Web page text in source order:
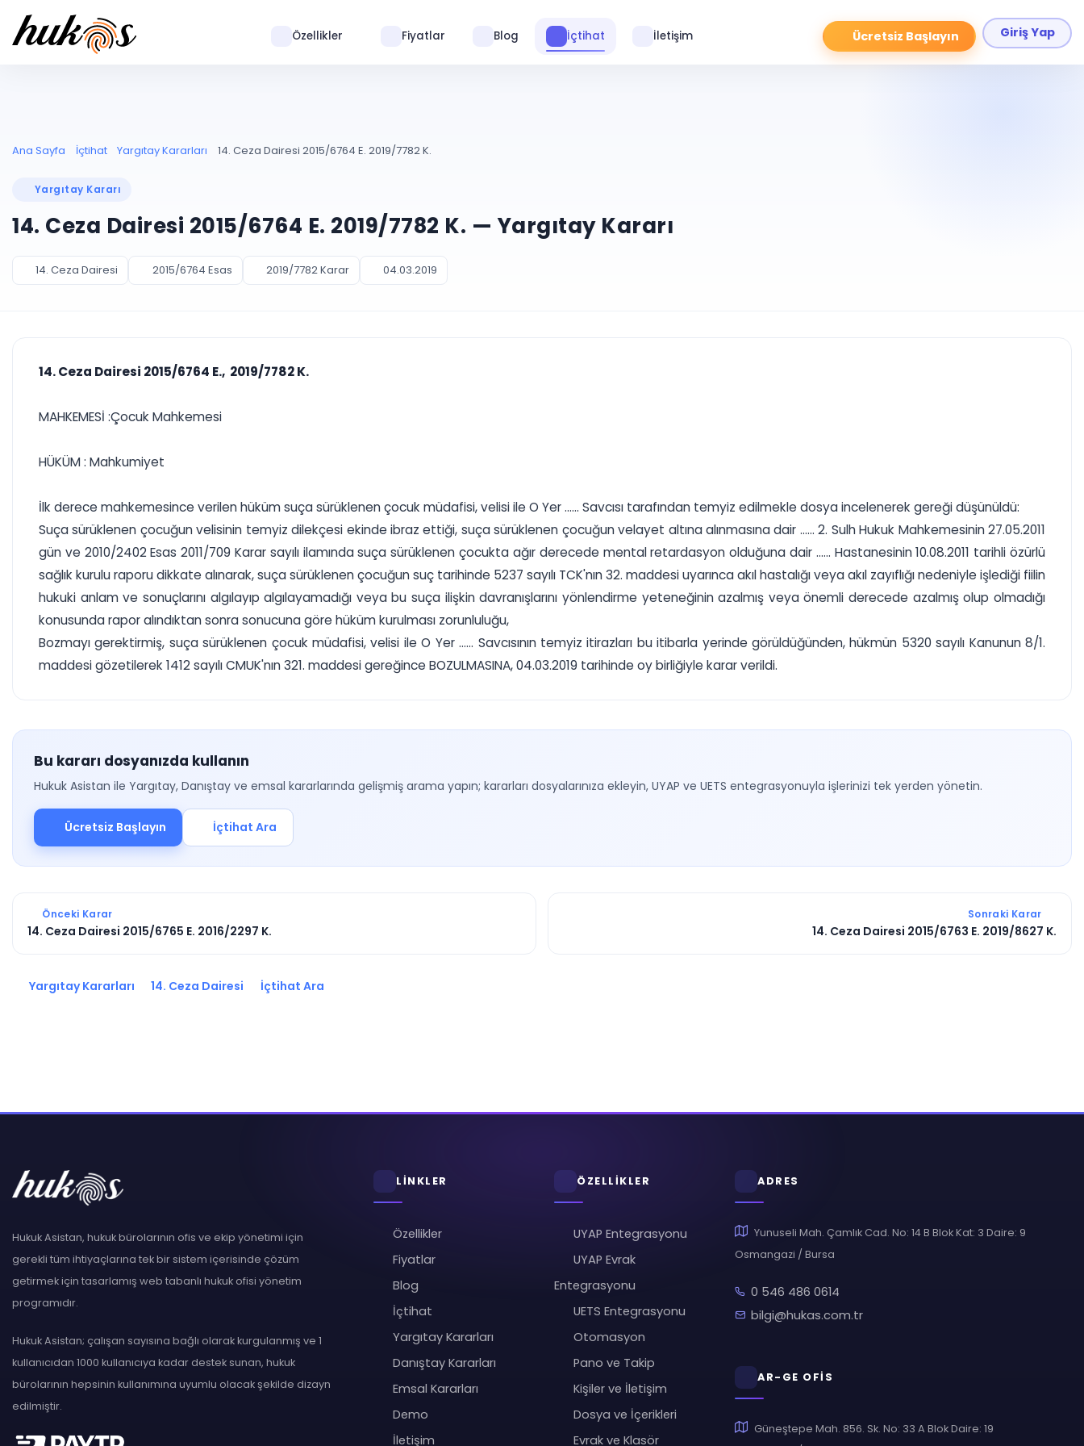
Ücretsiz Başlayın Giriş Yap
Özellikler Fiyatlar Blog İçtihat İletişim
Ana Sayfa İçtihat Yargıtay Kararları 14. Ceza Dairesi 2015/6764 E. 2019/7782 K.
Yargıtay Kararı
14. Ceza Dairesi 2015/6764 E. 2019/7782 K. — Yargıtay Kararı
14. Ceza Dairesi 2015/6764 Esas 2019/7782 Karar 04.03.2019
14. Ceza Dairesi 2015/6764 E., 2019/7782 K.
MAHKEMESİ :Çocuk Mahkemesi
HÜKÜM : Mahkumiyet
İlk derece mahkemesince verilen hüküm suça sürüklenen çocuk müdafisi, velisi ile O Yer ...... Savcısı tarafından temyiz edilmekle dosya incelenerek gereği düşünüldü:
Suça sürüklenen çocuğun velisinin temyiz dilekçesi ekinde ibraz ettiği, suça sürüklenen çocuğun velayet altına alınmasına dair ...... 2. Sulh Hukuk Mahkemesinin 27.05.2011
gün ve 2010/2402 Esas 2011/709 Karar sayılı ilamında suça sürüklenen çocukta ağır derecede mental retardasyon olduğuna dair ...... Hastanesinin 10.08.2011 tarihli özürlü
sağlık kurulu raporu dikkate alınarak, suça sürüklenen çocuğun suç tarihinde 5237 sayılı TCK'nın 32. maddesi uyarınca akıl hastalığı veya akıl zayıflığı nedeniyle işlediği fiilin
hukuki anlam ve sonuçlarını algılayıp algılayamadığı veya bu suça ilişkin davranışlarını yönlendirme yeteneğinin azalmış veya önemli derecede azalmış olup olmadığı
konusunda rapor alındıktan sonra sonucuna göre hüküm kurulması zorunluluğu,
Bozmayı gerektirmiş, suça sürüklenen çocuk müdafisi, velisi ile O Yer ...... Savcısının temyiz itirazları bu itibarla yerinde görüldüğünden, hükmün 5320 sayılı Kanunun 8/1.
maddesi gözetilerek 1412 sayılı CMUK'nın 321. maddesi gereğince BOZULMASINA, 04.03.2019 tarihinde oy birliğiyle karar verildi.
Bu kararı dosyanızda kullanın
Hukuk Asistan ile Yargıtay, Danıştay ve emsal kararlarında gelişmiş arama yapın; kararları dosyalarınıza ekleyin, UYAP ve UETS entegrasyonuyla işlerinizi tek yerden yönetin.
Ücretsiz Başlayın İçtihat Ara
Önceki Karar
14. Ceza Dairesi 2015/6765 E. 2016/2297 K.
Sonraki Karar
14. Ceza Dairesi 2015/6763 E. 2019/8627 K.
Yargıtay Kararları 14. Ceza Dairesi İçtihat Ara
Hukuk Asistan, hukuk bürolarının ofis ve ekip yönetimi için
gerekli tüm ihtiyaçlarına tek bir sistem içerisinde çözüm
getirmek için tasarlamış web tabanlı hukuk ofisi yönetim
programıdır.
Hukuk Asistan; çalışan sayısına bağlı olarak kurgulanmış ve 1
kullanıcıdan 1000 kullanıcıya kadar destek sunan, hukuk
bürolarının hepsinin kullanımına uyumlu olacak şekilde dizayn
edilmiştir.
LİNKLER
Özellikler
Fiyatlar
Blog
İçtihat
Yargıtay Kararları
Danıştay Kararları
Emsal Kararları
Demo
İletişim
ÖZELLİKLER
UYAP Entegrasyonu
UYAP Evrak
Entegrasyonu
UETS Entegrasyonu
Otomasyon
Pano ve Takip
Kişiler ve İletişim
Dosya ve İçerikleri
Evrak ve Klasör
ADRES
Yunuseli Mah. Çamlık Cad. No: 14 B Blok Kat: 3 Daire: 9
Osmangazi / Bursa
0 546 486 0614
bilgi@hukas.com.tr
AR-GE OFİS
Güneştepe Mah. 856. Sk. No: 33 A Blok Daire: 19